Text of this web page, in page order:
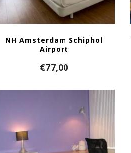
NH Amsterdam Schiphol
Airport
€77,00